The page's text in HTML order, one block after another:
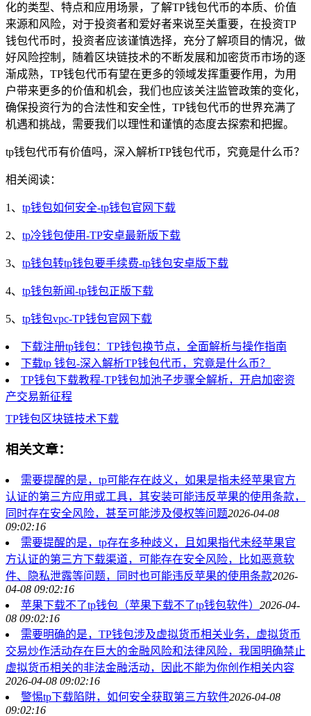
化的类型、特点和应用场景，了解TP钱包代币的本质、价值
来源和风险，对于投资者和爱好者来说至关重要，在投资TP
钱包代币时，投资者应该谨慎选择，充分了解项目的情况，做
好风险控制，随着区块链技术的不断发展和加密货币市场的逐
渐成熟，TP钱包代币有望在更多的领域发挥重要作用，为用
户带来更多的价值和机会，我们也应该关注监管政策的变化，
确保投资行为的合法性和安全性，TP钱包代币的世界充满了
机遇和挑战，需要我们以理性和谨慎的态度去探索和把握。
tp钱包代币有价值吗，深入解析TP钱包代币，究竟是什么币？
相关阅读：
1、 tp钱包如何安全-tp钱包官网下载
2、 tp冷钱包使用-TP安卓最新版下载
3、 tp钱包转tp钱包要手续费-tp钱包安卓版下载
4、 tp钱包新闻-tp钱包正版下载
5、 tp钱包vpc-TP钱包官网下载
下载注册tp钱包：TP钱包换节点，全面解析与操作指南
下载tp 钱包-深入解析TP钱包代币，究竟是什么币？
TP钱包下载教程-TP钱包加池子步骤全解析，开启加密资
产交易新征程
TP钱包区块链技术下载
相关文章：
需要提醒的是，tp可能存在歧义，如果是指未经苹果官方
认证的第三方应用或工具，其安装可能违反苹果的使用条款，
同时存在安全风险，甚至可能涉及侵权等问题2026-04-08
09:02:16
需要提醒的是，tp存在多种歧义，且如果指代未经苹果官
方认证的第三方下载渠道，可能存在安全风险，比如恶意软
件、隐私泄露等问题，同时也可能违反苹果的使用条款2026-
04-08 09:02:16
苹果下载不了tp钱包（苹果下载不了tp钱包软件） 2026-04-
08 09:02:16
需要明确的是，TP钱包涉及虚拟货币相关业务，虚拟货币
交易炒作活动存在巨大的金融风险和法律风险，我国明确禁止
虚拟货币相关的非法金融活动，因此不能为你创作相关内容
2026-04-08 09:02:16
警惕tp下载陷阱，如何安全获取第三方软件2026-04-08
09:02:16